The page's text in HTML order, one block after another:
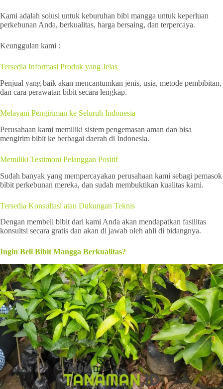
Kami adalah solusi untuk keburuhan bibi mangga untuk keperluan
perkebunan Anda, berkualitas, harga bersaing, dan terpercaya.
Keunggulan kami :
Tersedia Informasi Produk yang Jelas
Penjual yang baik akan mencantumkan jenis, usia, metode pembibitan,
dan cara perawatan bibit secara lengkap.
Melayani Pengiriman ke Seluruh Indonesia
Perusahaan kami memiliki sistem pengemasan aman dan bisa
mengirim bibit ke berbagai daerah di Indonesia.
Memiliki Testimoni Pelanggan Positif
Sudah banyak yang mempercayakan perusahaan kami sebagi pemasok
bibit perkebunan mereka, dan sudah membuktikan kualitas kami.
Tersedia Konsultasi atau Dukungan Teknis
Dengan membeli bibit dari kami Anda akan mendapatkan fasilitas
konsultsi secara gratis dan akan di jawab oleh ahli di bidangnya.
Ingin Beli Bibit Mangga Berkualitas?